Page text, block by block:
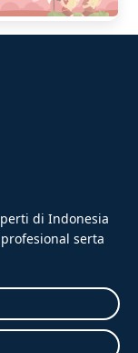
di Indonesia
serta